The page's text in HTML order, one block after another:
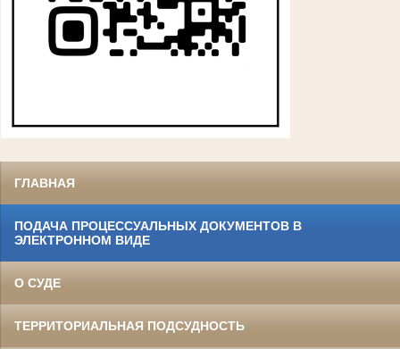
ГЛАВНАЯ
ПОДАЧА ПРОЦЕССУАЛЬНЫХ ДОКУМЕНТОВ В
ЭЛЕКТРОННОМ ВИДЕ
О СУДЕ
ТЕРРИТОРИАЛЬНАЯ ПОДСУДНОСТЬ